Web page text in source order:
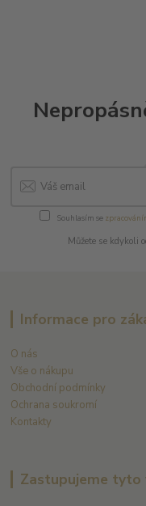
Souhlasím se
Můžete se kdykoli
Informace pro
O nás
Vše o nákupu
Obchodní podmínky
Ochrana soukromí
Kontakty
Zastupujeme tyto